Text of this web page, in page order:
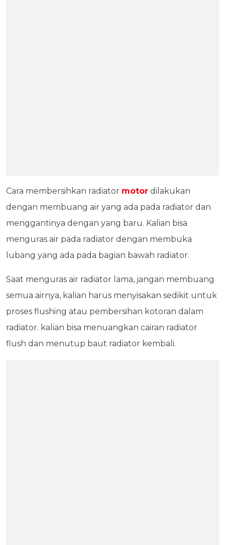
Cara membersihkan radiator motor dilakukan
dengan membuang air yang ada pada radiator dan
menggantinya dengan yang baru. Kalian bisa
menguras air pada radiator dengan membuka
lubang yang ada pada bagian bawah radiator.
Saat menguras air radiator lama, jangan membuang
semua airnya, kalian harus menyisakan sedikit untuk
proses flushing atau pembersihan kotoran dalam
radiator. kalian bisa menuangkan cairan radiator
flush dan menutup baut radiator kembali.